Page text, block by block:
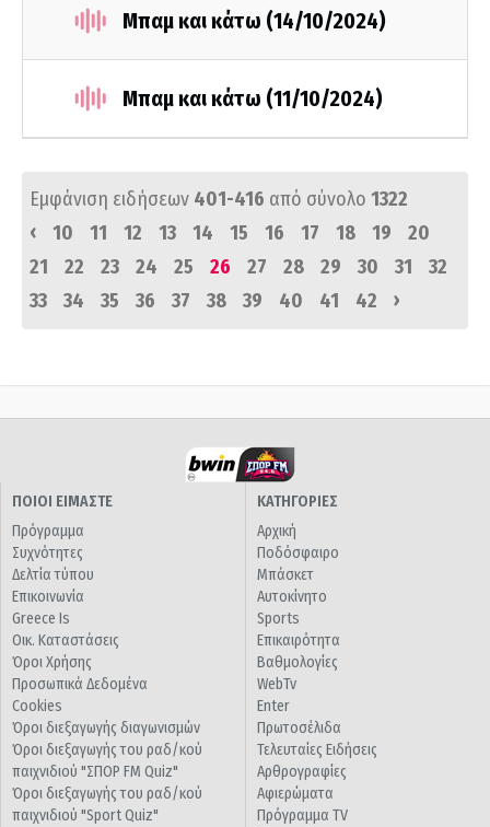
Μπαμ και κάτω (14/10/2024)
Μπαμ και κάτω (11/10/2024)
Εμφάνιση ειδήσεων 401-416 από σύνολο 1322
‹
10 11 12 13 14 15 16 17 18 19
20
21
22 23 24 25 26 27 28 29 30 31
32
33
34 35 36 37 38 39 40 41 42 ›
ΠΟΙΟΙ ΕΙΜΑΣΤΕ
Πρόγραμμα
Συχνότητες
Δελτία τύπου
Επικοινωνία
Greece Is
Οικ. Καταστάσεις
Όροι Χρήσης
Προσωπικά Δεδομένα
Cookies
Όροι διεξαγωγής διαγωνισμών
Όροι διεξαγωγής του ραδ/κού
παιχνιδιού "ΣΠΟΡ FM Quiz"
Όροι διεξαγωγής του ραδ/κού
παιχνιδιού "Sport Quiz"
ΚΑΤΗΓΟΡΙΕΣ
Αρχική
Ποδόσφαιρο
Μπάσκετ
Αυτοκίνητο
Sports
Επικαιρότητα
Βαθμολογίες
WebTv
Enter
Πρωτοσέλιδα
Τελευταίες Ειδήσεις
Αρθρογραφίες
Αφιερώματα
Πρόγραμμα TV